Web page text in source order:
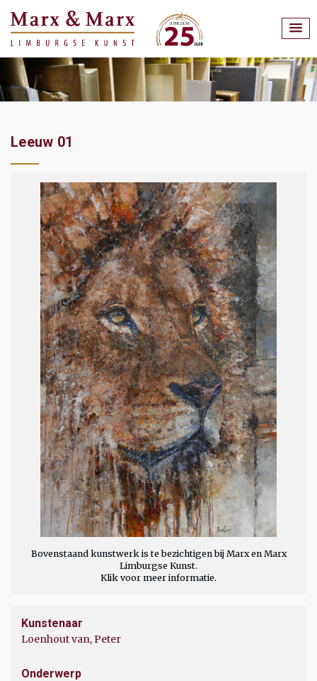
Leeuw 01
Bovenstaand kunstwerk is te bezichtigen bij Marx en Marx
Limburgse Kunst.
Klik voor meer informatie.
Kunstenaar
Loenhout van, Peter
Onderwerp